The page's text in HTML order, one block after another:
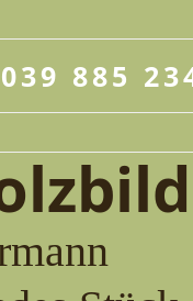
039 885